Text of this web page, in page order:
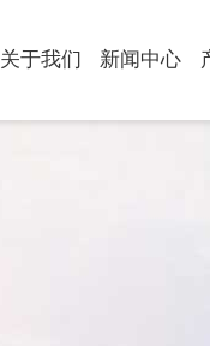
关于我们 新闻中心